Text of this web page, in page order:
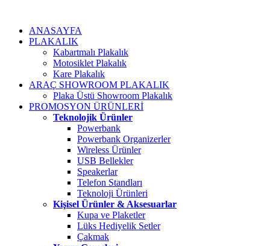
ANASAYFA
PLAKALIK
Kabartmalı Plakalık
Motosiklet Plakalık
Kare Plakalık
ARAÇ SHOWROOM PLAKALIK
Plaka Üstü Showroom Plakalık
PROMOSYON ÜRÜNLERİ
Teknolojik Ürünler
Powerbank
Powerbank Organizerler
Wireless Ürünler
USB Bellekler
Speakerlar
Telefon Standları
Teknoloji Ürünleri
Kişisel Ürünler & Aksesuarlar
Kupa ve Plaketler
Lüks Hediyelik Setler
Çakmak